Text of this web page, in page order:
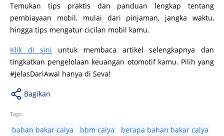
Temukan tips praktis dan panduan lengkap tentang
pembiayaan mobil, mulai dari pinjaman, jangka waktu,
hingga tips mengatur cicilan mobil kamu.
Klik di sini untuk membaca artikel selengkapnya dan
tingkatkan pengelolaan keuangan otomotif kamu. Pilih yang
#JelasDariAwal hanya di Seva!
Bagikan
Tags:
bahan bakar calya bbm calya
berapa bahan bakar calya